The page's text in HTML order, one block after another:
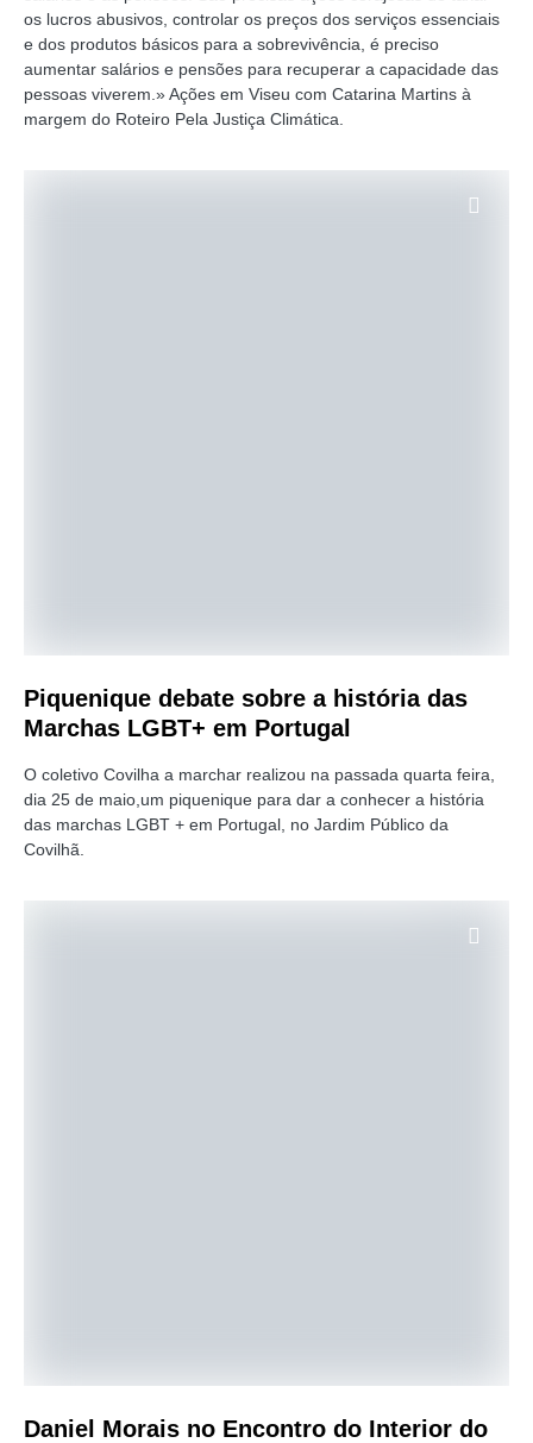
os lucros abusivos, controlar os preços dos serviços essenciais
e dos produtos básicos para a sobrevivência, é preciso
aumentar salários e pensões para recuperar a capacidade das
pessoas viverem.» Ações em Viseu com Catarina Martins à
margem do Roteiro Pela Justiça Climática.
Piquenique debate sobre a história das
Marchas LGBT+ em Portugal
O coletivo Covilha a marchar realizou na passada quarta feira,
dia 25 de maio,um piquenique para dar a conhecer a história
das marchas LGBT + em Portugal, no Jardim Público da
Covilhã.
Daniel Morais no Encontro do Interior do